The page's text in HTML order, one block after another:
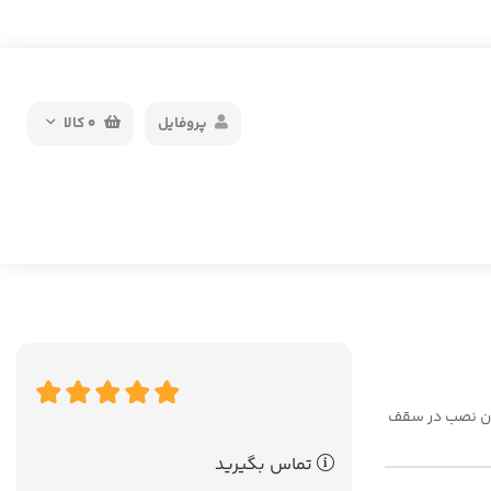
0کالا پروفایل
نصب در سقف
تماس بگیرید